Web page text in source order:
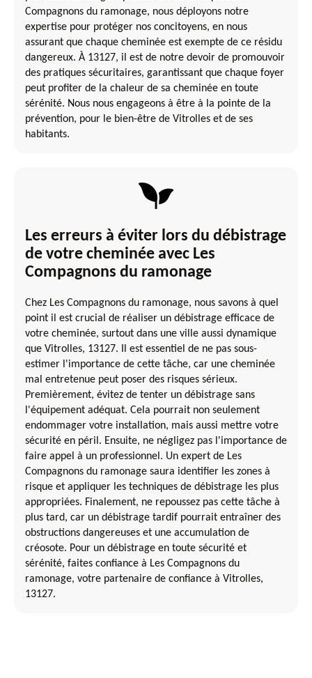
Compagnons du ramonage, nous déployons notre
expertise pour protéger nos concitoyens, en nous
assurant que chaque cheminée est exempte de ce résidu
dangereux. À 13127, il est de notre devoir de promouvoir
des pratiques sécuritaires, garantissant que chaque foyer
peut profiter de la chaleur de sa cheminée en toute
sérénité. Nous nous engageons à être à la pointe de la
prévention, pour le bien-être de Vitrolles et de ses
habitants.
Les erreurs à éviter lors du débistrage
de votre cheminée avec Les
Compagnons du ramonage
Chez Les Compagnons du ramonage, nous savons à quel
point il est crucial de réaliser un débistrage efficace de
votre cheminée, surtout dans une ville aussi dynamique
que Vitrolles, 13127. Il est essentiel de ne pas sous-
estimer l'importance de cette tâche, car une cheminée
mal entretenue peut poser des risques sérieux.
Premièrement, évitez de tenter un débistrage sans
l'équipement adéquat. Cela pourrait non seulement
endommager votre installation, mais aussi mettre votre
sécurité en péril. Ensuite, ne négligez pas l'importance de
faire appel à un professionnel. Un expert de Les
Compagnons du ramonage saura identifier les zones à
risque et appliquer les techniques de débistrage les plus
appropriées. Finalement, ne repoussez pas cette tâche à
plus tard, car un débistrage tardif pourrait entraîner des
obstructions dangereuses et une accumulation de
créosote. Pour un débistrage en toute sécurité et
sérénité, faites confiance à Les Compagnons du
ramonage, votre partenaire de confiance à Vitrolles,
13127.